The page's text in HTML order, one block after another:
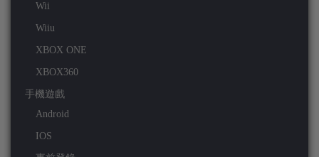
Wii
Wiiu
XBOX ONE
XBOX360
手機遊戲
Android
IOS